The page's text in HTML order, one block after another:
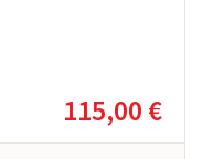
115,00 €